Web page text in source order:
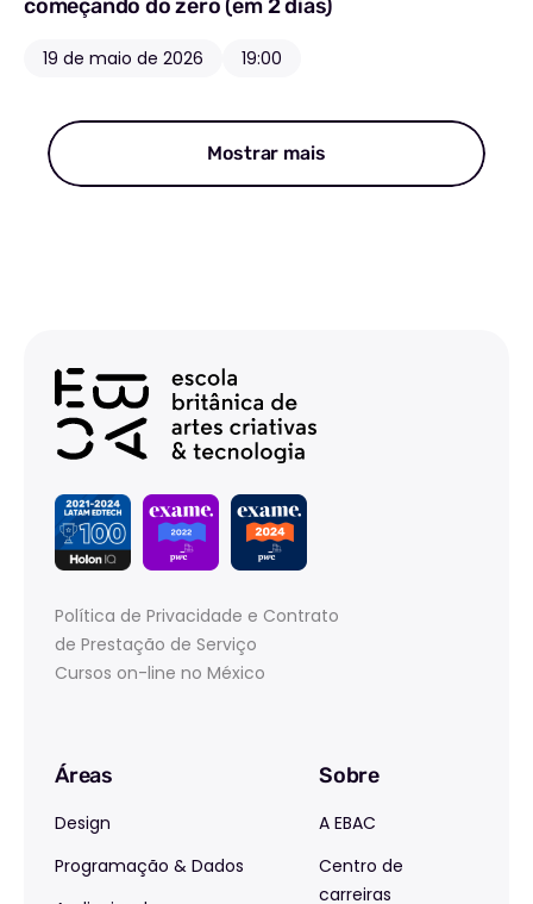
começando do zero (em 2 dias)
19 de maio de 2026 19:00
Mostrar mais
Política de Privacidade e Contrato
de Prestação de Serviço
Cursos on-line no México
Áreas
Design
Programação & Dados
Sobre
A EBAC
Centro de
carreiras